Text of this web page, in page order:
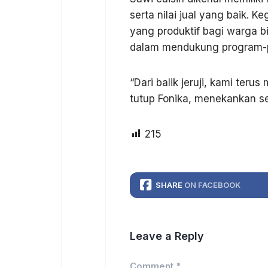
serta nilai jual yang baik.
yang produktif bagi warga
dalam mendukung
“Dari balik jeruji, kami terus
tutup Fonika, menekankan
215
SHARE ON FACEBOOK
Leave a Reply